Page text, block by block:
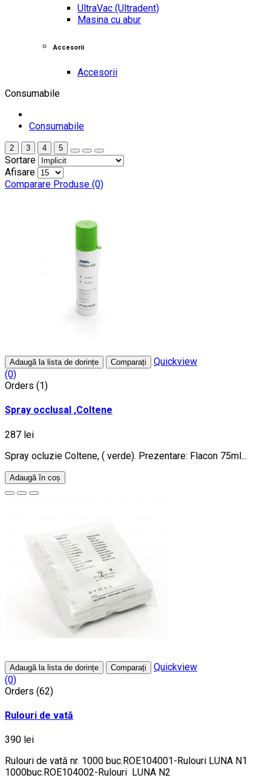
UltraVac (Ultradent)
Masina cu abur
Accesorii
Accesorii
Consumabile
Consumabile
2 3 4 5
Sortare
Afisare
Comparare Produse (0)
Adaugă la lista de dorințe Comparați
Quickview
(0)
Orders (1)
Spray occlusal ,Coltene
287 lei
Spray ocluzie Coltene, ( verde). Prezentare: Flacon 75ml...
Adaugă în coș
Adaugă la lista de dorințe Comparați
Quickview
(0)
Orders (62)
Rulouri de vată
390 lei
Rulouri de vată nr. 1000 buc.ROE104001-Rulouri LUNA N1
1000buc.ROE104002-Rulouri LUNA N2